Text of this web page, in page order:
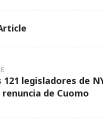
121 legisladores de
de Cuomo